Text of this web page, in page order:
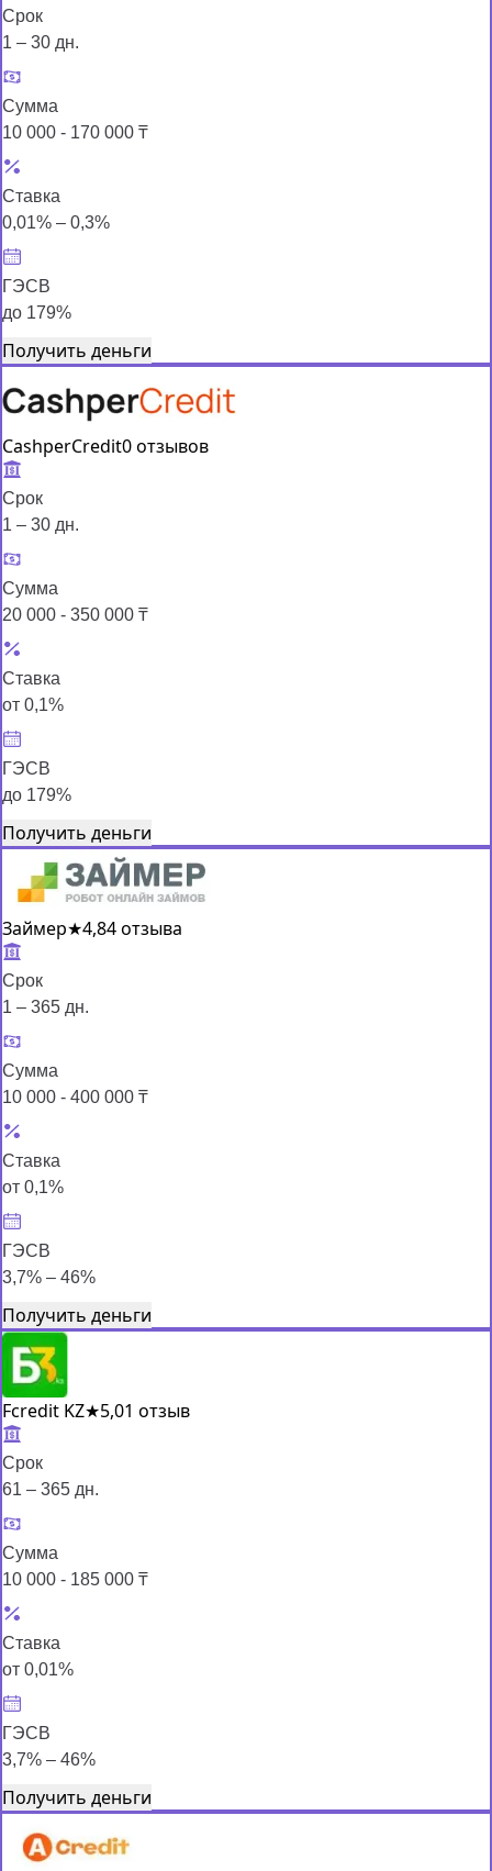
Срок
1 – 30 дн.
Сумма
10 000 - 170 000 ₸
Ставка
0,01% – 0,3%
ГЭСВ
до 179%
Получить деньги
CashperCredit0 отзывов
Срок
1 – 30 дн.
Сумма
20 000 - 350 000 ₸
Ставка
от 0,1%
ГЭСВ
до 179%
Получить деньги
Займер★4,84 отзыва
Срок
1 – 365 дн.
Сумма
10 000 - 400 000 ₸
Ставка
от 0,1%
ГЭСВ
3,7% – 46%
Получить деньги
Fcredit KZ★5,01 отзыв
Срок
61 – 365 дн.
Сумма
10 000 - 185 000 ₸
Ставка
от 0,01%
ГЭСВ
3,7% – 46%
Получить деньги